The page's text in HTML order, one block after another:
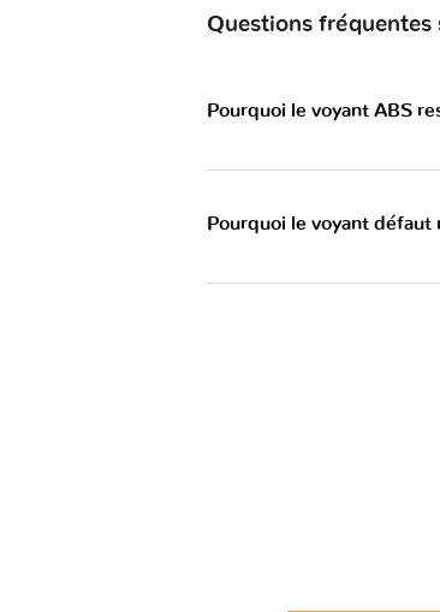
Questions fréquentes
Pourquoi le voyant ABS
Pourquoi le voyant défaut